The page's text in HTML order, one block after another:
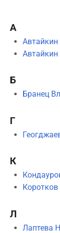
А
Б
Бранец
Г
К
Коротков
Л
Лаптева